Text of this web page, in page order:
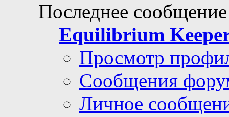
Последнее
Equilibrium
Просмотр
Сообщения
Личное